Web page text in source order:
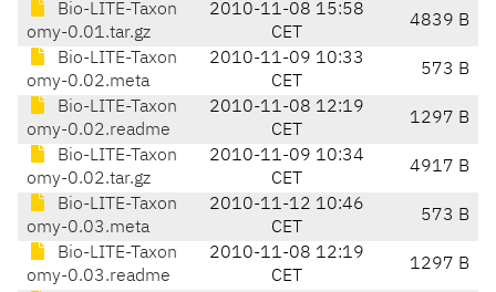
Bio-LITE-Taxon
omy-0.01.tar.gz
2010-11-08 15:58
CET
4839 B
Bio-LITE-Taxon
omy-0.02.meta
2010-11-09 10:33
CET
573 B
Bio-LITE-Taxon
omy-0.02.readme
2010-11-08 12:19
CET
1297 B
Bio-LITE-Taxon
omy-0.02.tar.gz
2010-11-09 10:34
CET
4917 B
Bio-LITE-Taxon
omy-0.03.meta
2010-11-12 10:46
CET
573 B
Bio-LITE-Taxon
omy-0.03.readme
2010-11-08 12:19
CET
1297 B